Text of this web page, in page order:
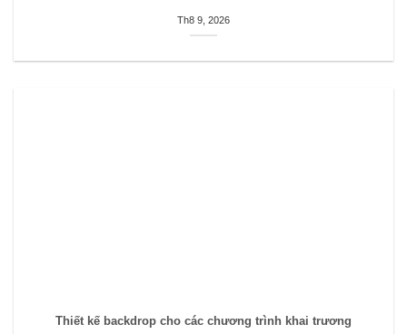
Th8 9, 2026
Thiết kế backdrop cho các chương trình khai trương